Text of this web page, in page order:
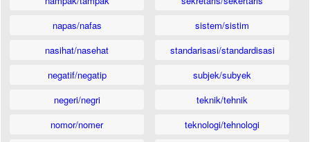
napas/nafas
nasihat/nasehat
negatif/negatip
negeri/negri
nomor/nomer
sistem/sistim
standarisasi/standardisasi
subjek/subyek
teknik/tehnik
teknologi/tehnologi